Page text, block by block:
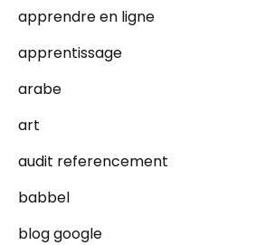
apprendre en ligne
apprentissage
arabe
art
audit referencement
babbel
blog google